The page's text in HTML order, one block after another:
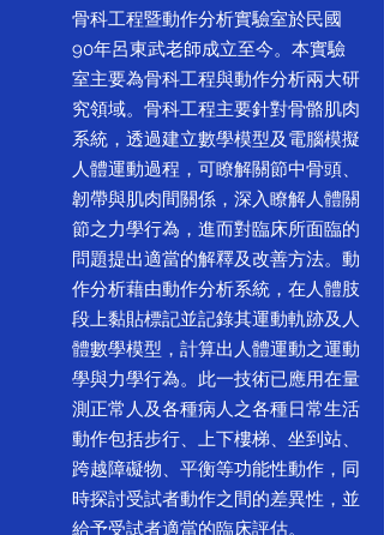
骨科工程暨動作分析實驗室於民國
90年呂東武老師成立至今。本實驗
室主要為骨科工程與動作分析兩大研
究領域。骨科工程主要針對骨骼肌肉
系統，透過建立數學模型及電腦模擬
人體運動過程，可瞭解關節中骨頭、
韌帶與肌肉間關係，深入瞭解人體關
節之力學行為，進而對臨床所面臨的
問題提出適當的解釋及改善方法。動
作分析藉由動作分析系統，在人體肢
段上黏貼標記並記錄其運動軌跡及人
體數學模型，計算出人體運動之運動
學與力學行為。此一技術已應用在量
測正常人及各種病人之各種日常生活
動作包括步行、上下樓梯、坐到站、
跨越障礙物、平衡等功能性動作，同
時探討受試者動作之間的差異性，並
給予受試者適當的臨床評估。